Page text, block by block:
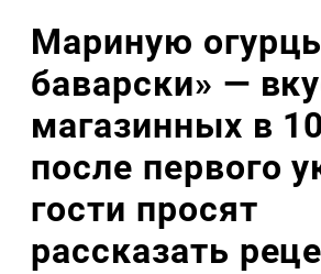
Мариную
баварски» —
магазинных в
после первого
гости просят
рассказать